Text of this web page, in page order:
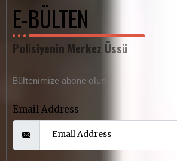
E-BÜLTEN
Polisiyenin Merkez Üssü
Bültenimize abone olun
Email Address